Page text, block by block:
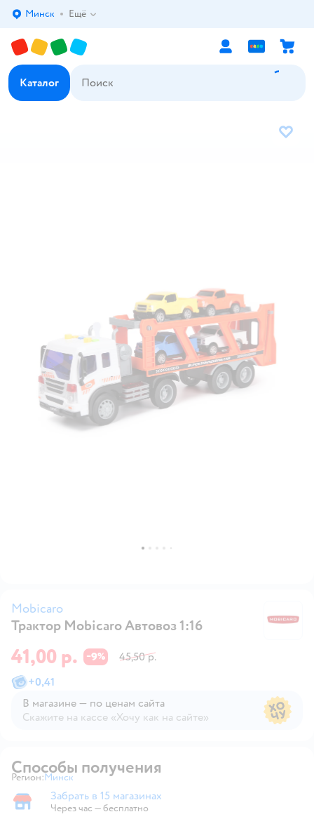
Выбор адреса доставки.
Минск Ещё
Каталог
В
Mobicaro
Трактор Mobicaro Автовоз 1:16
41,00 р. −9%
45,50 р.
+0,41
В магазине — по ценам сайта
Скажите на кассе «Хочу как на сайте»
Способы получения
Регион: Выбор адреса доставки.
Минск
Забрать в магазине
Забрать в 15 магазинах
Через час — бесплатно